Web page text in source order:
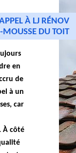
À LJ RÉNOV
DU TOIT
en
de
à un
car
À côté